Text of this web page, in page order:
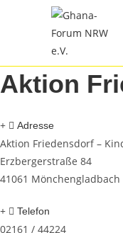
Aktion
Adresse
Aktion Friedensdorf –
Erzbergerstraße 84
41061 Mönchengladbach
Telefon
02161 / 44224